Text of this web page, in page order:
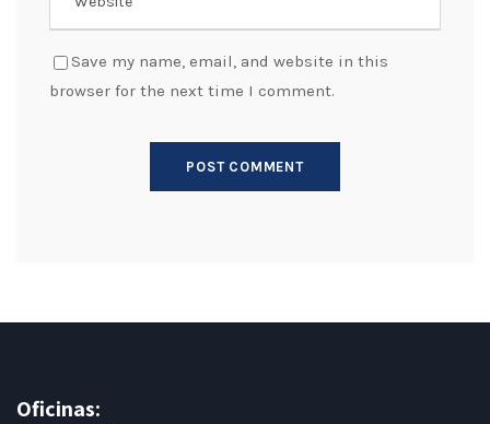
Save my name, email, and website in this
browser for the next time I comment.
Oficinas: